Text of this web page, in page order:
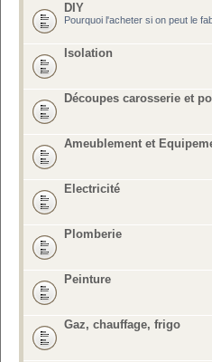
DIY
Pourquoi l'acheter si on peut le
Isolation
Découpes carosserie et
Ameublement et
Electricité
Plomberie
Peinture
Gaz, chauffage, frigo